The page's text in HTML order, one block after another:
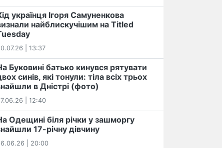
українця Ігоря Самуненкова
найблискучішим на Titled
| 13:37
Буковині батько кинувся рятувати
синів, які тонули: тіла всіх трьох
в Дністрі (фото)
| 12:40
Одещині біля річки у зашморгу
17-річну дівчину
| 20:00